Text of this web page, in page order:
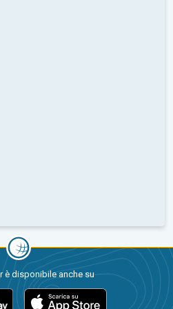
è disponibile anche su